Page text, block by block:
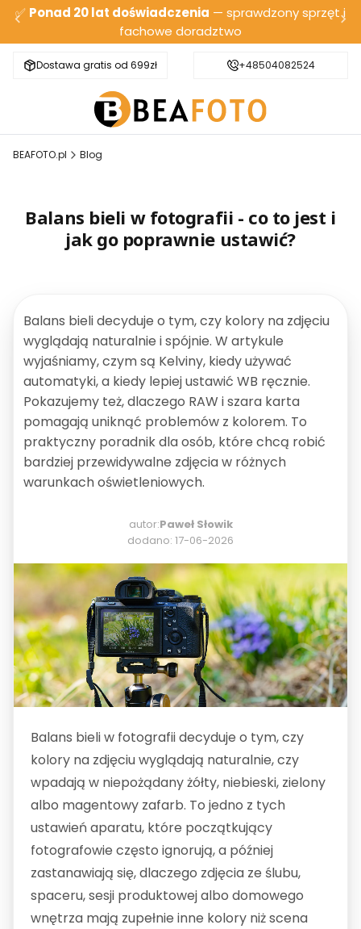
✅ Ponad 20 lat doświadczenia — sprawdzony sprzęt i
fachowe doradztwo
Dostawa gratis od 699zł Bezpieczna wysyłka
+48504082524
BEAFOTO.pl Blog
Balans bieli w fotografii - co to jest i
jak go poprawnie ustawić?
Balans bieli decyduje o tym, czy kolory na zdjęciu
wyglądają naturalnie i spójnie. W artykule
wyjaśniamy, czym są Kelviny, kiedy używać
automatyki, a kiedy lepiej ustawić WB ręcznie.
Pokazujemy też, dlaczego RAW i szara karta
pomagają uniknąć problemów z kolorem. To
praktyczny poradnik dla osób, które chcą robić
bardziej przewidywalne zdjęcia w różnych
warunkach oświetleniowych.
autor:Paweł Słowik
dodano: 17-06-2026
Balans bieli w fotografii decyduje o tym, czy
kolory na zdjęciu wyglądają naturalnie, czy
wpadają w niepożądany żółty, niebieski, zielony
albo magentowy zafarb. To jedno z tych
ustawień aparatu, które początkujący
fotografowie często ignorują, a później
zastanawiają się, dlaczego zdjęcia ze ślubu,
spaceru, sesji produktowej albo domowego
wnętrza mają zupełnie inne kolory niż scena